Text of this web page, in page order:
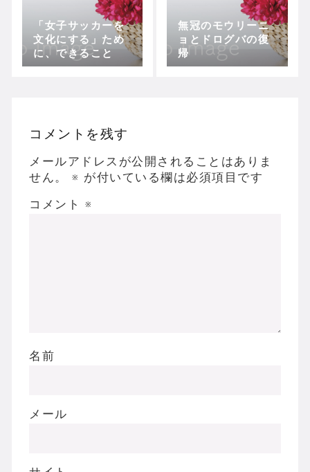
「女子サッカーを
文化にする」ため
に、できること
無冠のモウリーニ
ョとドログバの復
帰
コメントを残す
メールアドレスが公開されることはありま
せん。
※ が付いている欄は必須項目です
コメント ※
名前
メール